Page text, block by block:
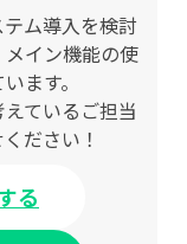
ム導入を検討
イン機能の使
ます。
ているご担当
ださい！
る